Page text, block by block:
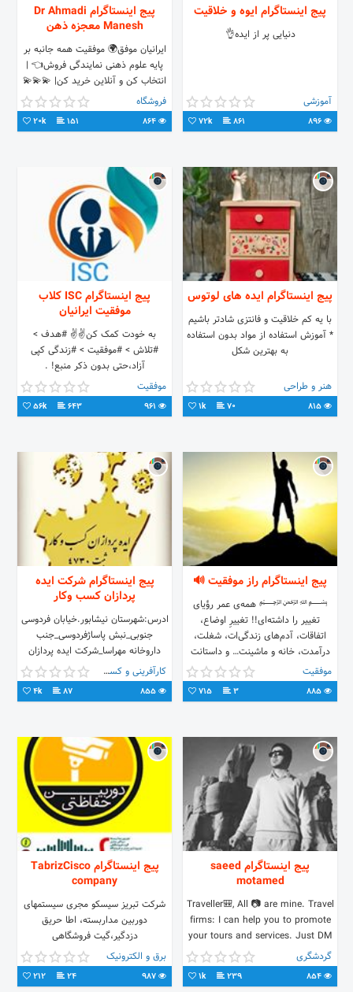
پیج اینستاگرام ایوه و خلاقیت
دنیایی پر از ایده👌
آموزشی
861
72k
پیج اینستاگرام Dr Ahmadi
Manesh معجزه ذهن
ایرانیان موفق🌍 موفقیت همه جانبه بر
پایه علوم ذهنی نمایندگی فروش👈 |
انتخاب کن و آنلاین خرید کن| 💫💫💫
جهت ارتباط با ما از طریق دایرکت و یا
تلگرام👇
فروشگاه
151
20k
پیج اینستاگرام ایده های لوتوس
با یه کم خلاقیت و فانتزی شادتر باشیم
* آموزش استفاده از مواد بدون استفاده
به بهترین شکل
هنر و طراحی
70
1k
پیج اینستاگرام ISC کلاب
موفقیت ایرانیان
به خودت کمک کن✌✌ #هدف >
#تلاش > #موفقیت > #زندگی کپی
آزاد،حتی بدون ذکر منبع! .
موفقیت
643
56k
پیج اینستاگرام راز موفقیت 🔊
﷽ همه‌ی عمر رؤیای
تغییر را داشته‌ای!! تغییرِ اوضاع،
اتفاقات، آدم‌های زندگی‌ات، شغلت،
درآمدت، خانه و ماشینت… و داستانت
اینطور شروع می‌شود که...موفقیت
3
715
پیج اینستاگرام شرکت ایده
پردازان کسب وکار
ادرس:شهرستان نیشابور.خیابان فردوسی
جنوبی_نبش پاساژفردوسی_جنب
داروخانه مهراسا_شرکت ایده پردازان
idepdf@:کانال شرکت تلفن
شرکت:05142225545
09158533453
کارآفرینی و کسب و کار
87
4k
پیج اینستاگرام saeed
motamed
Traveller🎒, All 📷 are mine. Travel
firms: I can help you to promote
your tours and services. Just DM
me. I have good offers
#travelmarketing
گردشگری
239
1k
پیج اینستاگرام TabrizCisco
company
شرکت تبریز سیسکو مجری سیستمهای
دوربین مداربسته، اطا حریق
دزدگیر،گیت فروشگاهی
تابلوروان،تابلوثابت ونورپردازی
شبکه،سرور و اتوماسیون اداری
۰۹۱۴۹۲۹۱۹۱۴
برق و الکترونیک
24
212